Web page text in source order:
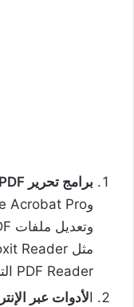
برامج تحرير PDF:
PDF Reader التي توفر بعض خيارات التحرير.
لأدوات عبر